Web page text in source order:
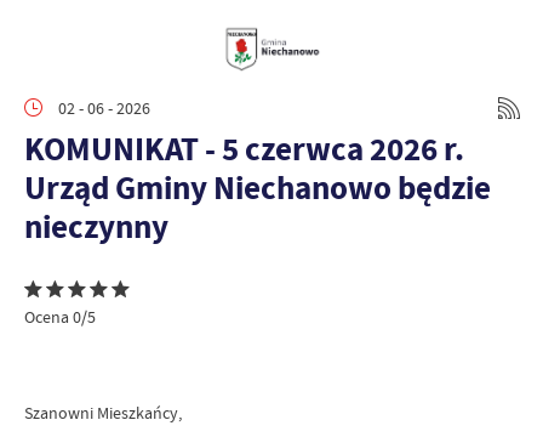
02 - 06 - 2026
KOMUNIKAT - 5 czerwca 2026 r.
Urząd Gminy Niechanowo będzie
nieczynny
Ocena 0/5
Szanowni Mieszkańcy,